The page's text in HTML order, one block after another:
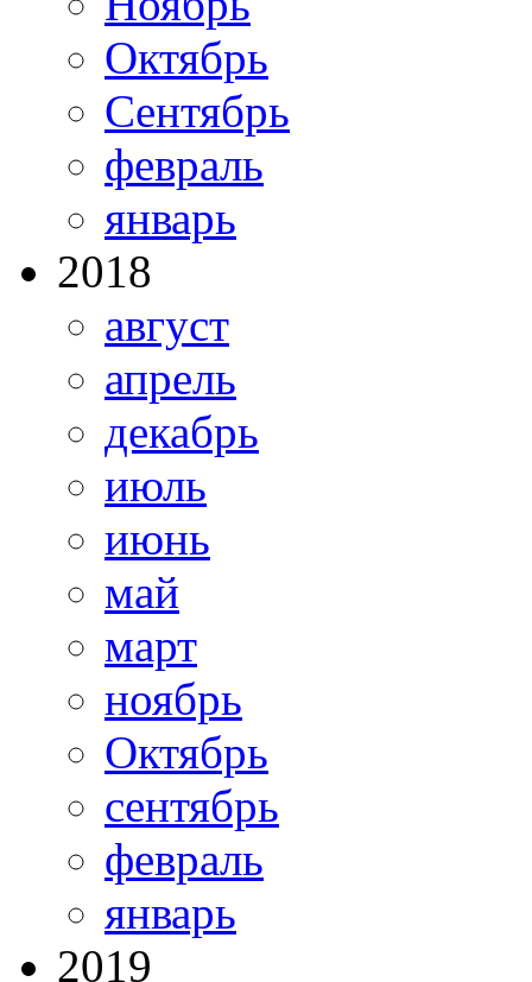
Октябрь
Сентябрь
февраль
январь
2018
август
апрель
декабрь
июль
июнь
май
март
ноябрь
Октябрь
сентябрь
февраль
январь
2019